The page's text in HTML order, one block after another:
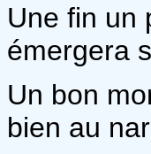
Une fin un
émergera
Un bon
bien au